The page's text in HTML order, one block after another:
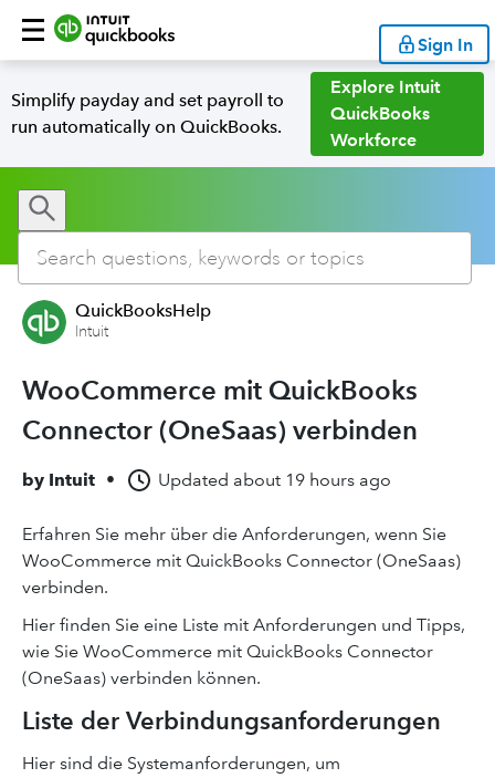
Sign In
Simplify payday and set payroll to
run automatically on QuickBooks.
Explore Intuit
QuickBooks
Workforce
QuickBooksHelp
Intuit
WooCommerce mit QuickBooks
Connector (OneSaas) verbinden
by Intuit • Updated about 19 hours ago
Erfahren Sie mehr über die Anforderungen, wenn Sie
WooCommerce mit QuickBooks Connector (OneSaas)
verbinden.
Hier finden Sie eine Liste mit Anforderungen und Tipps,
wie Sie WooCommerce mit QuickBooks Connector
(OneSaas) verbinden können.
Liste der Verbindungsanforderungen
Hier sind die Systemanforderungen, um